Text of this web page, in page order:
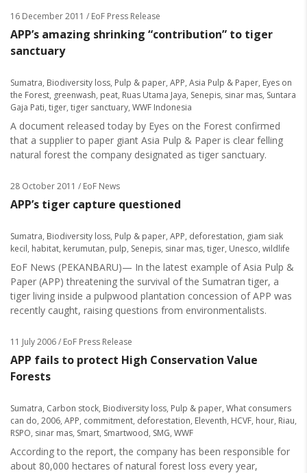
16 December 2011 / EoF Press Release
APP’s amazing shrinking “contribution” to tiger
sanctuary
Sumatra, Biodiversity loss, Pulp & paper, APP, Asia Pulp & Paper, Eyes on
the Forest, greenwash, peat, Ruas Utama Jaya, Senepis, sinar mas, Suntara
Gaja Pati, tiger, tiger sanctuary, WWF Indonesia
A document released today by Eyes on the Forest confirmed
that a supplier to paper giant Asia Pulp & Paper is clear felling
natural forest the company designated as tiger sanctuary.
28 October 2011 / EoF News
APP’s tiger capture questioned
Sumatra, Biodiversity loss, Pulp & paper, APP, deforestation, giam siak
kecil, habitat, kerumutan, pulp, Senepis, sinar mas, tiger, Unesco, wildlife
EoF News (PEKANBARU)— In the latest example of Asia Pulp &
Paper (APP) threatening the survival of the Sumatran tiger, a
tiger living inside a pulpwood plantation concession of APP was
recently caught, raising questions from environmentalists.
11 July 2006/ EoF Press Release
APP fails to protect High Conservation Value
Forests
Sumatra, Carbon stock, Biodiversity loss, Pulp & paper, What consumers
can do, 2006, APP, commitment, deforestation, Eleventh, HCVF, hour, Riau,
RSPO, sinar mas, Smart, Smartwood, SMG, WWF
According to the report, the company has been responsible for
about 80,000 hectares of natural forest loss every year,